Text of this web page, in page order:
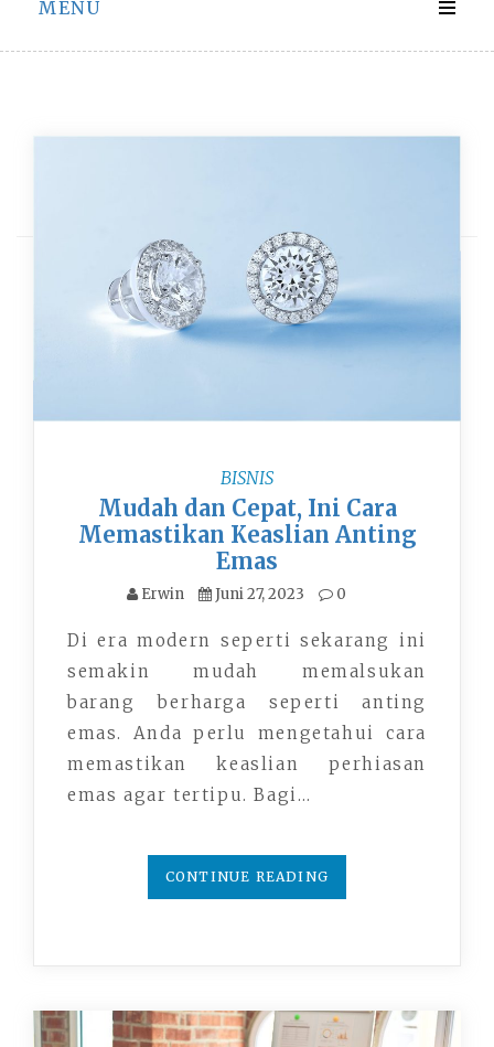
MENU
BISNIS
Mudah dan Cepat, Ini Cara
Memastikan Keaslian Anting
Emas
Erwin Juni 27, 2023 0
Di era modern seperti sekarang ini
semakin mudah memalsukan
barang berharga seperti anting
emas. Anda perlu mengetahui cara
memastikan keaslian perhiasan
emas agar tertipu. Bagi…
CONTINUE READING